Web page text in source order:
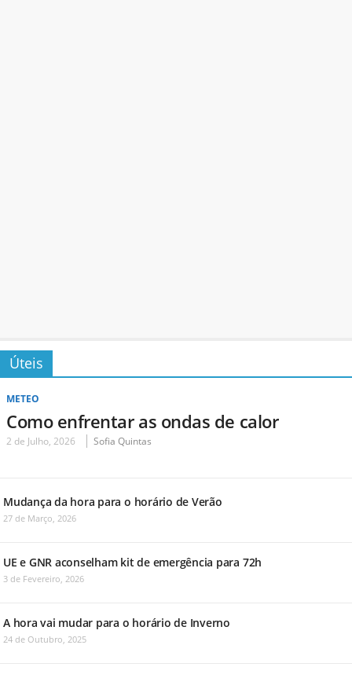
Úteis
METEO
Como enfrentar as ondas de calor
2 de Julho, 2026 Sofia Quintas
Mudança da hora para o horário de Verão
27 de Março, 2026
UE e GNR aconselham kit de emergência para 72h
3 de Fevereiro, 2026
A hora vai mudar para o horário de Inverno
24 de Outubro, 2025